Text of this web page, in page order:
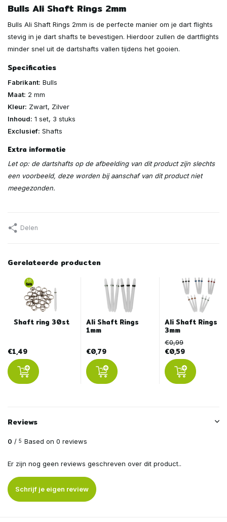
Bulls Ali Shaft Rings 2mm
Bulls Ali Shaft Rings 2mm is de perfecte manier om je dart flights
stevig in je dart shafts te bevestigen. Hierdoor zullen de dartflights
minder snel uit de dartshafts vallen tijdens het gooien.
Specificaties
Fabrikant: Bulls
Maat: 2 mm
Kleur: Zwart, Zilver
Inhoud: 1 set, 3 stuks
Exclusief: Shafts
Extra informatie
Let op: de dartshafts op de afbeelding van dit product zijn slechts
een voorbeeld, deze worden bij aanschaf van dit product niet
meegezonden.
Delen
Gerelateerde producten
Shaft ring 30st
€1,49
Ali Shaft Rings
1mm
€0,79
Ali Shaft Rings
3mm
€0,99
€0,59
Reviews
0 / 5 Based on 0 reviews
Er zijn nog geen reviews geschreven over dit product..
Schrijf je eigen review